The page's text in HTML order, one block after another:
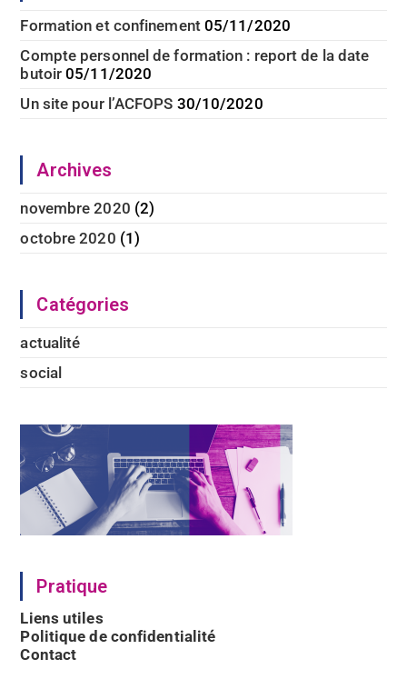
Formation et confinement 05/11/2020
Compte personnel de formation : report de la date
butoir 05/11/2020
Un site pour l’ACFOPS 30/10/2020
Archives
novembre 2020 (2)
octobre 2020 (1)
Catégories
actualité
social
Pratique
Liens utiles
Politique de confidentialité
Contact